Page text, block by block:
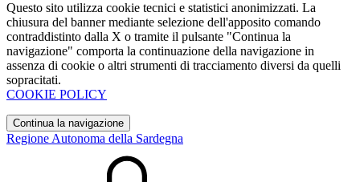
Questo sito utilizza cookie tecnici e statistici anonimizzati. La
chiusura del banner mediante selezione dell'apposito comando
contraddistinto dalla X o tramite il pulsante "Continua la
navigazione" comporta la continuazione della navigazione in
assenza di cookie o altri strumenti di tracciamento diversi da quelli
sopracitati.
COOKIE POLICY
Continua la navigazione
Regione Autonoma della Sardegna